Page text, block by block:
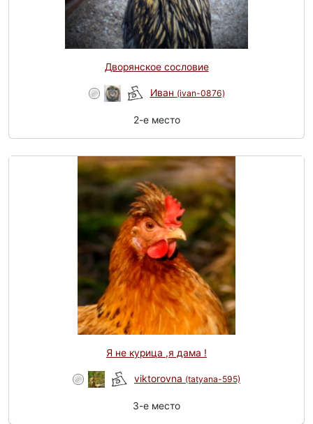
Дворянское сословие
Иван (ivan-0876)
2-e место
Я не курица ,я дама !
viktorovna (tatyana-595)
3-e место